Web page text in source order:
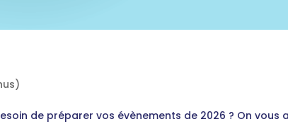
de préparer vos évènements de 2026 ? On vous